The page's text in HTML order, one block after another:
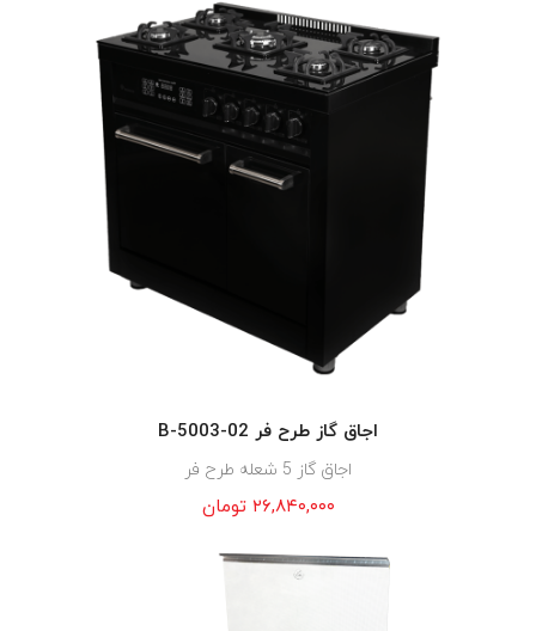
اجاق گاز طرح فر B-5003-02
اجاق گاز 5 شعله طرح فر
۲۶,۸۴۰,۰۰۰ تومان